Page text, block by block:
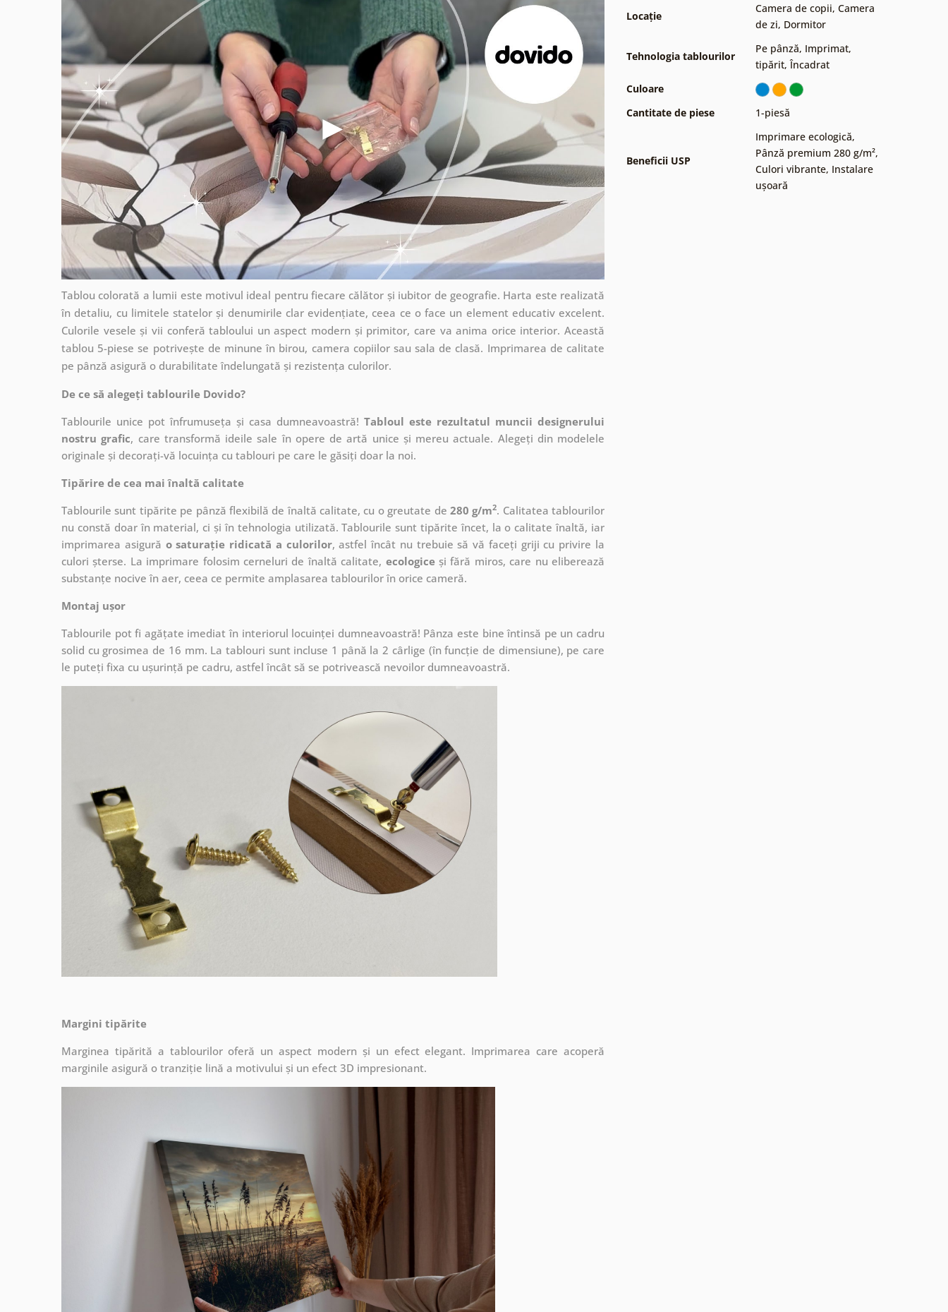
Tablou colorată a lumii este motivul ideal pentru fiecare călător și iubitor de geografie. Harta este realizată
în detaliu, cu limitele statelor și denumirile clar evidențiate, ceea ce o face un element educativ excelent.
Culorile vesele și vii conferă tabloului un aspect modern și primitor, care va anima orice interior. Această
tablou 5-piese se potrivește de minune în birou, camera copiilor sau sala de clasă. Imprimarea de calitate
pe pânză asigură o durabilitate îndelungată și rezistența culorilor.
De ce să alegeți tablourile Dovido?
Tablourile unice pot înfrumuseța și casa dumneavoastră! Tabloul este rezultatul muncii designerului
nostru grafic, care transformă ideile sale în opere de artă unice și mereu actuale. Alegeți din modelele
originale și decorați-vă locuința cu tablouri pe care le găsiți doar la noi.
Tipărire de cea mai înaltă calitate
Tablourile sunt tipărite pe pânză flexibilă de înaltă calitate, cu o greutate de 280 g/m2. Calitatea tablourilor
nu constă doar în material, ci și în tehnologia utilizată. Tablourile sunt tipărite încet, la o calitate înaltă, iar
imprimarea asigură o saturație ridicată a culorilor, astfel încât nu trebuie să vă faceți griji cu privire la
culori șterse. La imprimare folosim cerneluri de înaltă calitate, ecologiceși fără miros, care nu eliberează
substanțe nocive în aer, ceea ce permite amplasarea tablourilor în orice cameră.
Montaj ușor
Tablourile pot fi agățate imediat în interiorul locuinței dumneavoastră! Pânza este bine întinsă pe un cadru
solid cu grosimea de 16 mm. La tablouri sunt incluse 1 până la 2 cârlige (în funcție de dimensiune), pe care
le puteți fixa cu ușurință pe cadru, astfel încât să se potrivească nevoilor dumneavoastră.
Margini tipărite
Marginea tipărită a tablourilor oferă un aspect modern și un efect elegant. Imprimarea care acoperă
marginile asigură o tranziție lină a motivului și un efect 3D impresionant.
Locație
Camera de copii, Camera
de zi, Dormitor
Tehnologia tablourilor
Pe pânză, Imprimat,
tipărit,Încadrat
Culoare
Cantitate de piese
1-piesă
Beneficii USP
Imprimare ecologică,
Pânză premium 280 g/m²,
Culori vibrante, Instalare
ușoară